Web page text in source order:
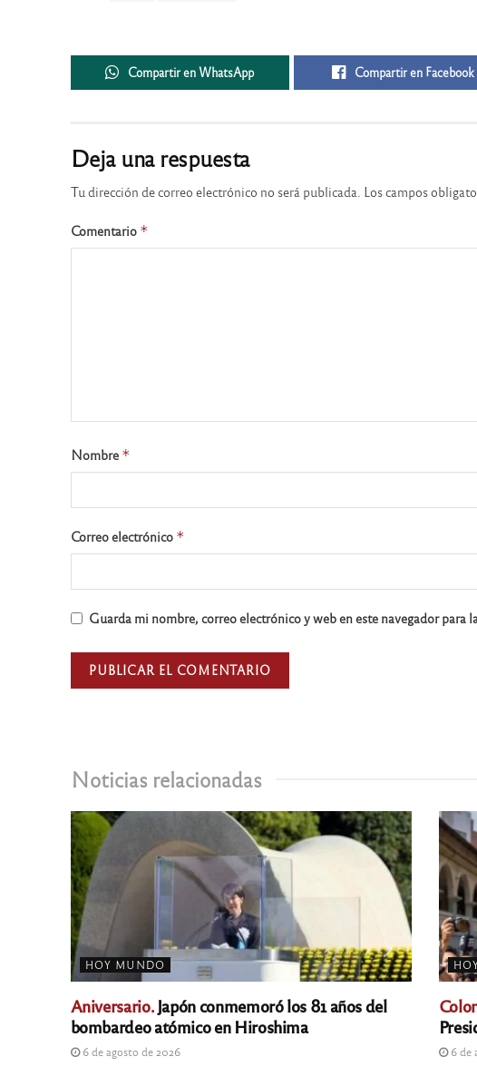
Compartir en WhatsApp Compartir en Facebook
Noticias relacionadas
HOY MUNDO
Aniversario.Japón conmemoró los 81 años del
bombardeo atómico en Hiroshima
6 de agosto de 2026 6 de
Deja una respuesta
Tu dirección de correo electrónico no será publicada. Los campos
Comentario *
Nombre *
Correo electrónico *
Guarda mi nombre, correo electrónico y web en este navegador para